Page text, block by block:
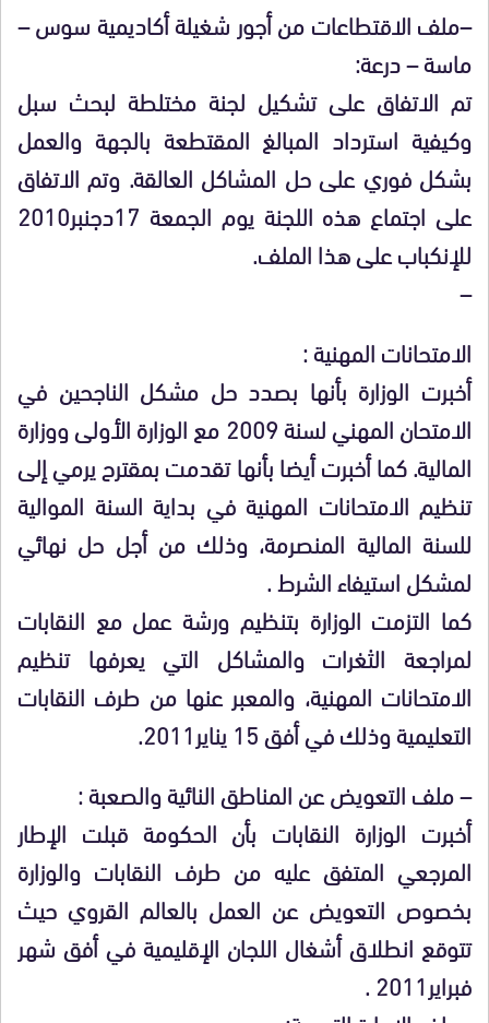
–ملف الاقتطاعات من أجور شغيلة أكاديمية سوس –
ماسة – درعة:
تم الاتفاق على تشكيل لجنة مختلطة لبحث سبل
وكيفية استرداد المبالغ المقتطعة بالجهة والعمل
بشكل فوري على حل المشاكل العالقة. وتم الاتفاق
على اجتماع هذه اللجنة يوم الجمعة 17دجنبر2010
للإنكباب على هذا الملف.
–
الامتحانات المهنية :
أخبرت الوزارة بأنها بصدد حل مشكل الناجحين في
الامتحان المهني لسنة 2009 مع الوزارة الأولى ووزارة
المالية. كما أخبرت أيضا بأنها تقدمت بمقترح يرمي إلى
تنظيم الامتحانات المهنية في بداية السنة الموالية
للسنة المالية المنصرمة، وذلك من أجل حل نهائي
لمشكل استيفاء الشرط .
كما التزمت الوزارة بتنظيم ورشة عمل مع النقابات
لمراجعة الثغرات والمشاكل التي يعرفها تنظيم
الامتحانات المهنية، والمعبر عنها من طرف النقابات
التعليمية وذلك في أفق 15 يناير2011.
– ملف التعويض عن المناطق النائية والصعبة :
أخبرت الوزارة النقابات بأن الحكومة قبلت الإطار
المرجعي المتفق عليه من طرف النقابات والوزارة
بخصوص التعويض عن العمل بالعالم القروي حيث
تتوقع انطلاق أشغال اللجان الإقليمية في أفق شهر
فبراير2011 .